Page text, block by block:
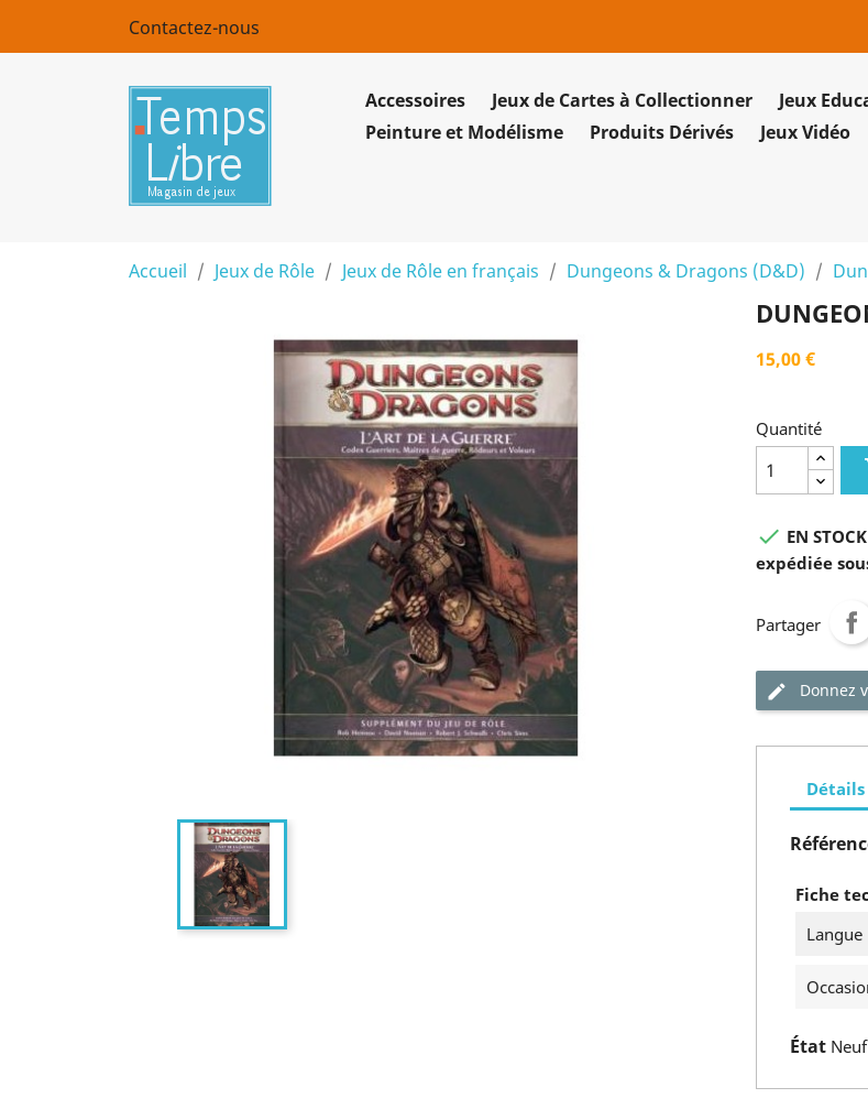
Contactez-nous
Accessoires Jeux de Cartes à Collectionner Jeux
Peinture et Modélisme
Produits Dérivés Jeux Vidéo
Accueil Jeux de Rôle Jeux de Rôle en français Dungeons & Dragons (D&D)
15,00 €
Quantité
 EN
expédiée
Partager
Donnez
Fiche
Langue
État Neuf